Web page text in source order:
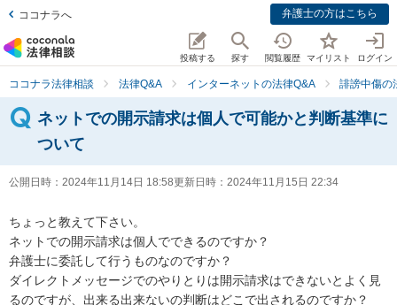
ココナラへ 弁護士の方はこちら
投稿する 探す 閲覧履歴 マイリスト ログイン
ココナラ法律相談 法律Q&A インターネットの法律Q&A 誹謗中傷の
ネットでの開示請求は個人で可能かと判断基準に
ついて
公開日時： 2024年11月14日 18:58更新日時： 2024年11月15日 22:34
ちょっと教えて下さい。
ネットでの開示請求は個人でできるのですか？
弁護士に委託して行うものなのですか？
ダイレクトメッセージでのやりとりは開示請求はできないとよく見
るのですが、出来る出来ないの判断はどこで出されるのですか？